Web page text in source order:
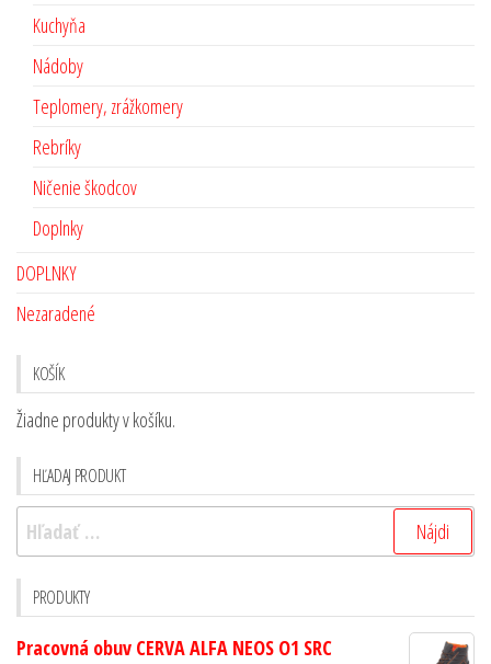
Kuchyňa
Nádoby
Teplomery, zrážkomery
Rebríky
Ničenie škodcov
Doplnky
DOPLNKY
Nezaradené
KOŠÍK
Žiadne produkty v košíku.
HĽADAJ PRODUKT
PRODUKTY
Pracovná obuv CERVA ALFA NEOS O1 SRC